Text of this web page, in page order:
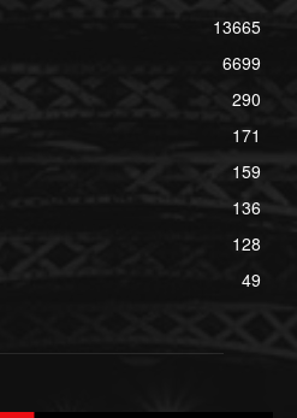
13665
6699
290
171
159
136
128
49